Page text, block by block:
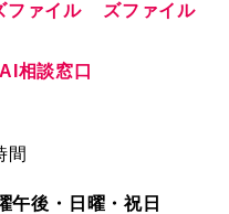
午後・日曜・祝日